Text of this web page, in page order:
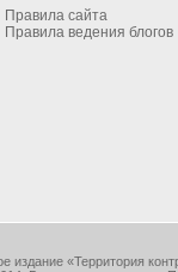
Правила сайта
Правила ведения блогов
«Территория